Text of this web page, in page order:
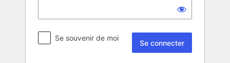
Se souvenir de moi